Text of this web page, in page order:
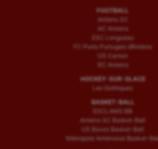
FOOTBALL
Amiens SC
AC Amiens
ESC Longueau
FC Porto Portugais d’Amiens
US Camon
RC Amiens
HOCKEY-SUR-GLACE
Les Gothiques
BASKET-BALL
ESCLAMS BB
Amiens SC Basket-Ball
US Boves Basket-Ball
Métropole Amiénoise Basket-Ball